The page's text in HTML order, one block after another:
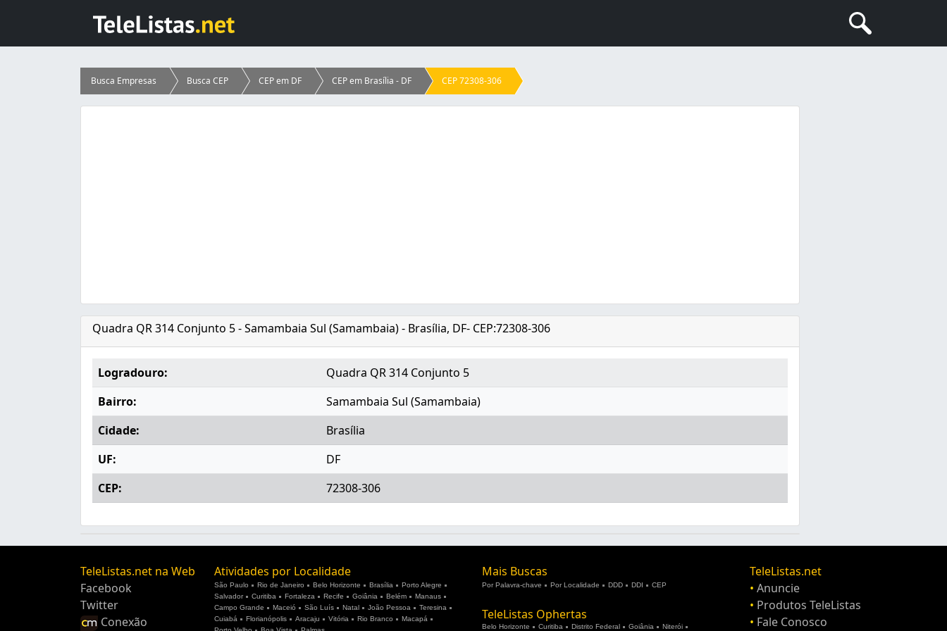
Busca Empresas Busca CEP CEP em DF CEP em Brasília - DF CEP 72308-306
Quadra QR 314 Conjunto 5 - Samambaia Sul (Samambaia) - Brasília, DF- CEP:72308-306
Logradouro:
Quadra QR 314 Conjunto 5
Bairro:
Samambaia Sul (Samambaia)
Cidade:
Brasília
UF:
DF
CEP:
72308-306
TeleListas.net na Web
Facebook
Twitter
Conexão
Atividades por Localidade
São Paulo Rio de Janeiro Belo Horizonte Brasília
Porto Alegre
Salvador
Curitiba Fortaleza Recife Goiânia Belém
Manaus
Campo Grande
Maceió São Luís Natal João Pessoa
Teresina
Cuiabá
Florianópolis Aracaju Vitória Rio Branco
Macapá
Mais Buscas
Por Palavra-chave Por Localidade DDD DDI CEP
TeleListas Ophertas
Belo Horizonte Curitiba Distrito Federal Goiânia Niterói
TeleListas.net
• Anuncie
• Produtos TeleListas
• Fale Conosco